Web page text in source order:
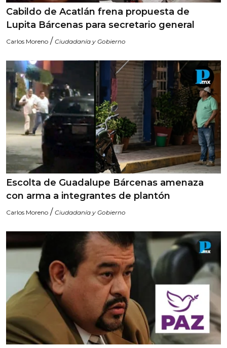
Cabildo de Acatlán frena propuesta de
Lupita Bárcenas para secretario general
Carlos Moreno / Ciudadanía y Gobierno
Escolta de Guadalupe Bárcenas amenaza
con arma a integrantes de plantón
Carlos Moreno / Ciudadanía y Gobierno